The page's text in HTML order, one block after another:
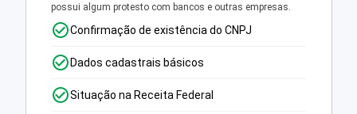
possui algum protesto com bancos e outras empresas.
Confirmação de existência do CNPJ
Dados cadastrais básicos
Situação na Receita Federal